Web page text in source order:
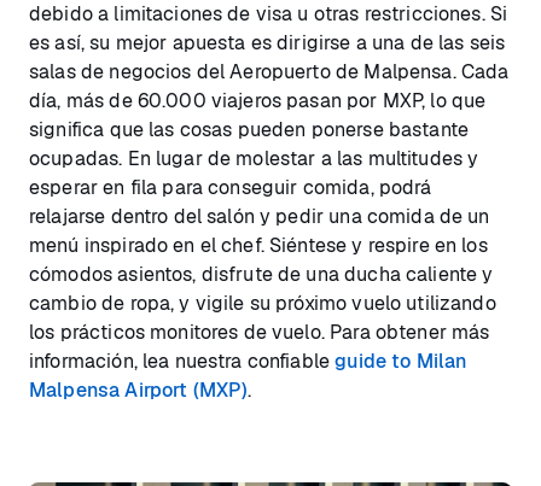
debido a limitaciones de visa u otras restricciones. Si
es así, su mejor apuesta es dirigirse a una de las seis
salas de negocios del Aeropuerto de Malpensa. Cada
día, más de 60.000 viajeros pasan por MXP, lo que
significa que las cosas pueden ponerse bastante
ocupadas. En lugar de molestar a las multitudes y
esperar en fila para conseguir comida, podrá
relajarse dentro del salón y pedir una comida de un
menú inspirado en el chef. Siéntese y respire en los
cómodos asientos, disfrute de una ducha caliente y
cambio de ropa, y vigile su próximo vuelo utilizando
los prácticos monitores de vuelo. Para obtener más
información, lea nuestra confiableguide to Milan
Malpensa Airport (MXP).